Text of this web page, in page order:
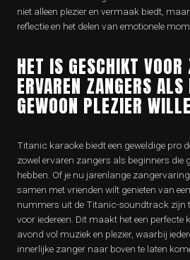
niet alleen plezier en vermaak biedt,
reflectie en het delen van emotionele
HET IS GESCHIKT VOOR
ERVAREN ZANGERS
GEWOON PLEZIER
Titanic karaoke biedt een geweldige pro
zowel ervaren zangers als beginners die
hebben. Of je nu jarenlange
samen met vrienden wilt genieten van
nummers uit de Titanic-soundtrack zijn
voor iedereen. Dit maakt het een perfecte
avond vol muziek en plezier, waarbij
innerlijke zanger naar boven te laten